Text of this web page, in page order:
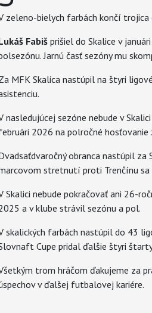
zeleno-bielych farbách končí trojica
Fabišprišiel do Skalice v
Jarnú časť sezóny mu
MFK Skalica nastúpil na štyri
nasledujúcej sezóne nebude v
2026 na polročné hosťovanie
obranca nastúpil
stretnutí proti Trenčínu
Skalici nebude pokračovať ani 26-
a v klube strávil sezónu a pol.
skalických farbách nastúpil do 43
Cupe pridal ďalšie štyri štarty
trom hráčom ďakujeme za
v ďalšej futbalovej kariére.